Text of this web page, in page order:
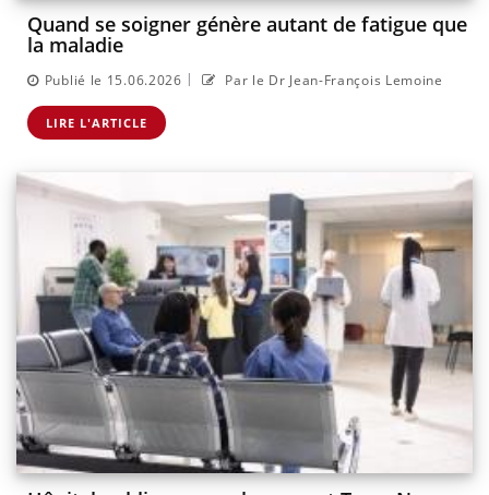
Quand se soigner génère autant de fatigue que
la maladie
Publié le 15.06.2026 | Par le Dr Jean-François Lemoine
LIRE L'ARTICLE